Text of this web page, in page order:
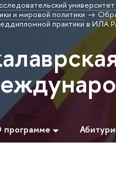
и мировой политики
практики в ИЛА
программе